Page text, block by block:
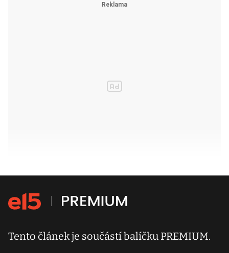
Tento článek je součástí balíčku PREMIUM.